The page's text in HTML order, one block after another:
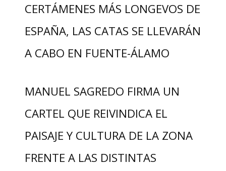
CERTÁMENES MÁS LONGEVOS DE
ESPAÑA, LAS CATAS SE LLEVARÁN
A CABO EN FUENTE-ÁLAMO
MANUEL SAGREDO FIRMA UN
CARTEL QUE REIVINDICA EL
PAISAJE Y CULTURA DE LA ZONA
FRENTE A LAS DISTINTAS